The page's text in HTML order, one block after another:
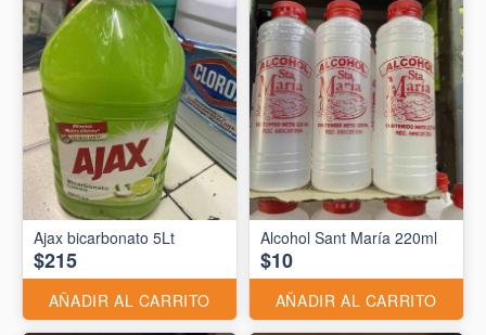
Ajax bicarbonato 5Lt
$215
AÑADIR AL CARRITO
Alcohol Sant María 220ml
$10
AÑADIR AL CARRITO